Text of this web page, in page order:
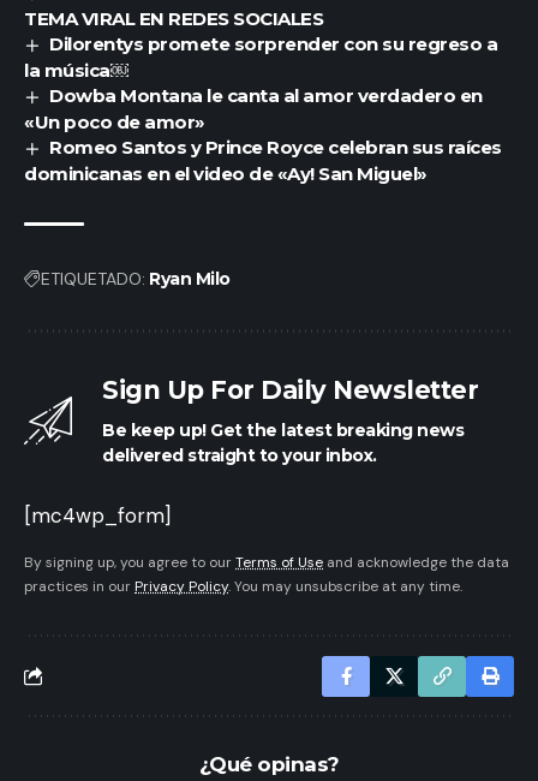
TEMA VIRAL EN REDES SOCIALES
Dilorentys promete sorprender con su regreso a
la música￼
Dowba Montana le canta al amor verdadero en
«Un poco de amor»
Romeo Santos y Prince Royce celebran sus raíces
dominicanas en el video de «Ay! San Miguel»
ETIQUETADO: Ryan Milo
Sign Up For Daily Newsletter
Be keep up! Get the latest breaking news
delivered straight to your inbox.
[mc4wp_form]
By signing up, you agree to ourTerms of Use and acknowledge the data
practices in our Privacy Policy. You may unsubscribe at any time.
¿Qué opinas?